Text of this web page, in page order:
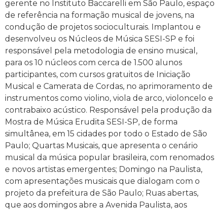
gerente no Instituto Baccarelli em São Paulo, espaço
de referência na formação musical de jovens, na
condução de projetos socioculturais. Implantou e
desenvolveu os Núcleos de Música SESI-SP e foi
responsável pela metodologia de ensino musical,
para os 10 núcleos com cerca de 1.500 alunos
participantes, com cursos gratuitos de Iniciação
Musical e Camerata de Cordas, no aprimoramento de
instrumentos como violino, viola de arco, violoncelo e
contrabaixo acústico. Responsável pela produção da
Mostra de Música Erudita SESI-SP, de forma
simultânea, em 15 cidades por todo o Estado de São
Paulo; Quartas Musicais, que apresenta o cenário
musical da música popular brasileira, com renomados
e novos artistas emergentes; Domingo na Paulista,
com apresentações musicais que dialogam com o
projeto da prefeitura de São Paulo; Ruas abertas,
que aos domingos abre a Avenida Paulista, aos